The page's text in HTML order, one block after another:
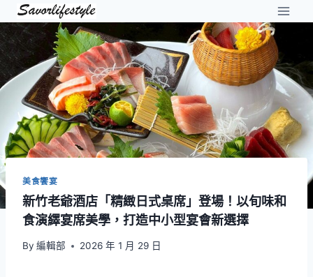
Skip
content
美食饗宴
新竹老爺酒店「精緻日式桌席」登場！以旬味和
食演繹宴席美學，打造中小型宴會新選擇
By 編輯部 2026 年 1 月 29 日